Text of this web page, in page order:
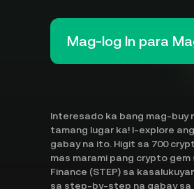
Mag-log In para
Interesado ka bang mag-buy
tamang lugar ka! I-explore
gabay na ito. Higit sa 700
mas marami pang crypto
Finance (STEP) sa
sa step-by-step na gabay sa